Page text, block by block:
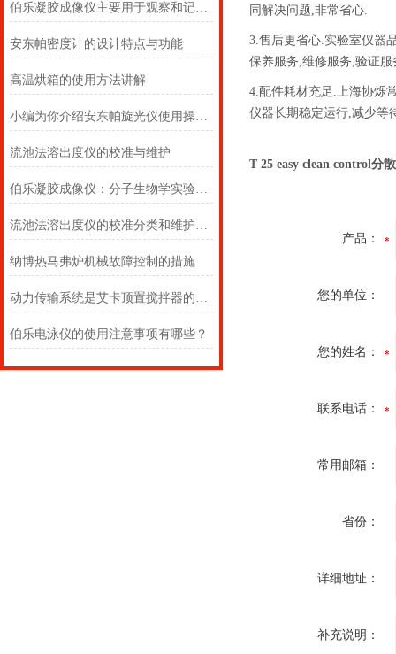
伯乐凝胶成像仪主要用于观察和记录凝胶电泳结果
安东帕密度计的设计特点与功能
高温烘箱的使用方法讲解
小编为你介绍安东帕旋光仪使用操作方法
流池法溶出度仪的校准与维护
伯乐凝胶成像仪：分子生物学实验室的“数据捕获之眼”
流池法溶出度仪的校准分类和维护保养指南
纳博热马弗炉机械故障控制的措施
动力传输系统是艾卡顶置搅拌器的关键所在
伯乐电泳仪的使用注意事项有哪些？
同解决问题,非常省心.
3.售后更省心.实验室仪器
保养服务,维修服务,验证
4.配件耗材充足.上海协烁
仪器长期稳定运行,减少等
T 25 easy clean control分
产品：
您的单位：
您的姓名：
联系电话：
常用邮箱：
省份：
详细地址：
补充说明：